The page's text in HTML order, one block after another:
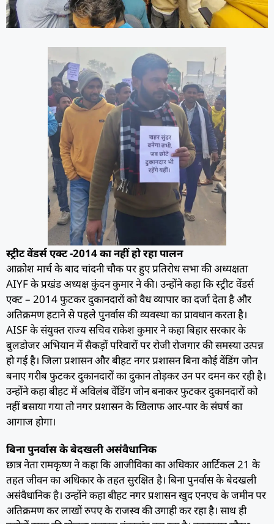
स्ट्रीट वेंडर्स एक्ट -2014 का नहीं हो रहा पालन
आक्रोश मार्च के बाद चांदनी चौक पर हुए प्रतिरोध सभा की अध्यक्षता
AIYF के प्रखंड अध्यक्ष कुंदन कुमार ने की। उन्होंने कहा कि स्ट्रीट वेंडर्स
एक्ट – 2014 फुटकर दुकानदारों को वैध व्यापार का दर्जा देता है और
अतिक्रमण हटाने से पहले पुनर्वास की व्यवस्था का प्रावधान करता है।
AISF के संयुक्त राज्य सचिव राकेश कुमार ने कहा बिहार सरकार के
बुलडोजर अभियान में सैकड़ों परिवारों पर रोजी रोजगार की समस्या उत्पन्न
हो गई है। जिला प्रशासन और बीहट नगर प्रशासन बिना कोई वेंडिंग जोन
बनाए गरीब फुटकर दुकानदारों का दुकान तोड़कर उन पर दमन कर रही है।
उन्होंने कहा बीहट में अविलंब वेंडिंग जोन बनाकर फुटकर दुकानदारों को
नहीं बसाया गया तो नगर प्रशासन के खिलाफ आर-पार के संघर्ष का
आगाज होगा।
बिना पुनर्वास के बेदखली असंवैधानिक
छात्र नेता रामकृष्ण ने कहा कि आजीविका का अधिकार आर्टिकल 21 के
तहत जीवन का अधिकार के तहत सुरक्षित है। बिना पुनर्वास के बेदखली
असंवैधानिक है। उन्होंने कहा बीहट नगर प्रशासन खुद एनएच के जमीन पर
अतिक्रमण कर लाखों रुपए के राजस्व की उगाही कर रहा है। साथ ही